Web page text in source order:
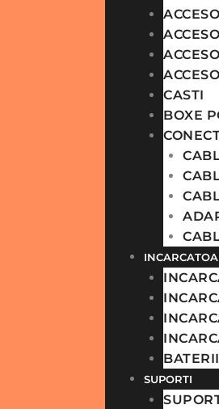
CASTI
BOXE
SUPORTI